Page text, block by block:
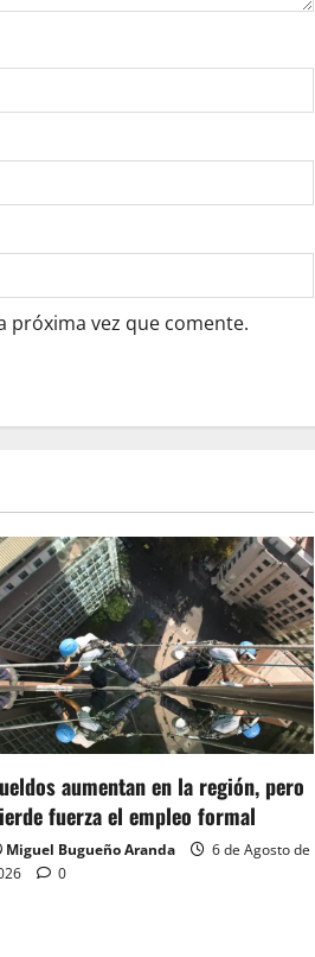
próxima vez que comente.
aumentan en la región, pero
fuerza el empleo formal
Miguel Bugueño Aranda
6 de Agosto de
0